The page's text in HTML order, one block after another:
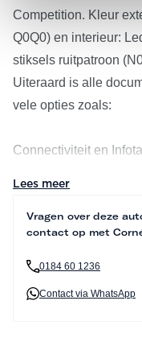
Competition. Kleur
Q0Q0) en interieur:
stiksels ruitpatroon
Uiteraard is alle
vele opties zoals:
Connectiviteit en
(9S8), Audi Connect
Connect noodoproep
(QV3) en
Olufsen Premium
geniet u van een
diverse USB-
Lees meer
Vragen over deze
contact op met
0184 60 1236
Contact via WhatsApp